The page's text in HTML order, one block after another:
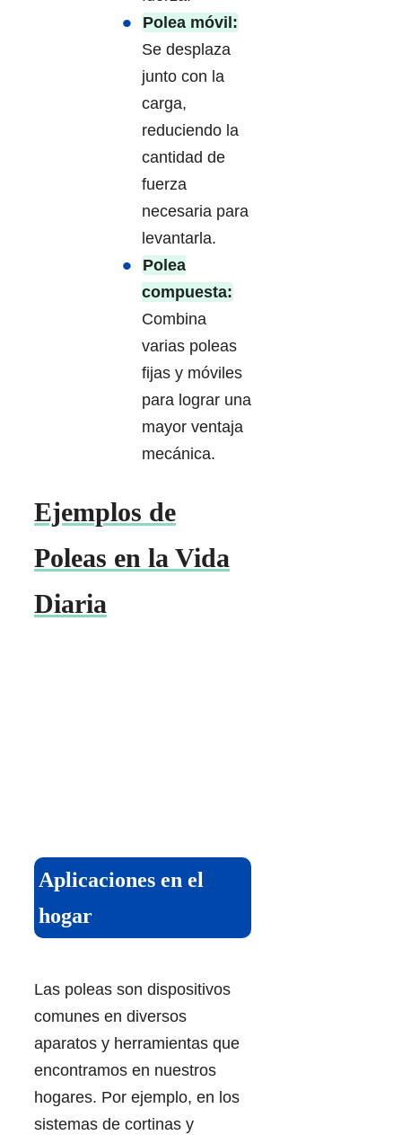
Polea móvil:
Se desplaza
junto con la
carga,
reduciendo la
cantidad de
fuerza
necesaria para
levantarla.
Polea
compuesta:
Combina
varias poleas
fijas y móviles
para lograr una
mayor ventaja
mecánica.
Ejemplos de
Poleas en la Vida
Diaria
Aplicaciones en el
hogar
Las poleas son dispositivos
comunes en diversos
aparatos y herramientas que
encontramos en nuestros
hogares. Por ejemplo, en los
sistemas de cortinas y